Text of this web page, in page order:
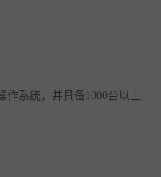
系统，并具备1000台以上